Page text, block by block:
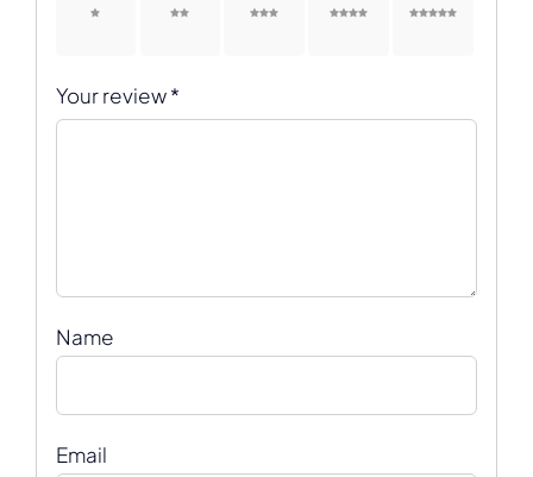
1 of 5 2 of 5 3 of 5 4 of 5 5 of 5
Your review*
Name
Email